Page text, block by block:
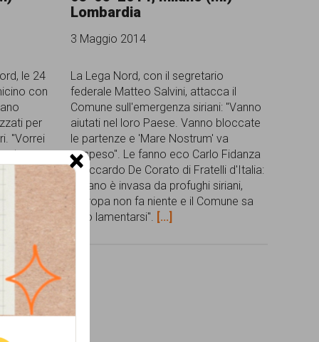
le 24
con
per
"Vorrei
mille,
Lombardia
3 Maggio 2014
La Lega Nord, con il segretario
federale Matteo Salvini, attacca il
Comune sull'emergenza siriani: "Vanno
aiutati nel loro Paese. Vanno bloccate
le partenze e 'Mare Nostrum' va
sospeso". Le fanno eco Carlo Fidanza
e Riccardo De Corato di Fratelli d'Italia:
"Milano è invasa da profughi siriani,
l'Europa non fa niente e il Comune sa
solo lamentarsi". [...]
×